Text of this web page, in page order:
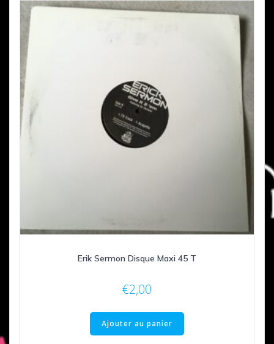
Erik Sermon Disque Maxi 45 T
€2,00
Ajouter au panier